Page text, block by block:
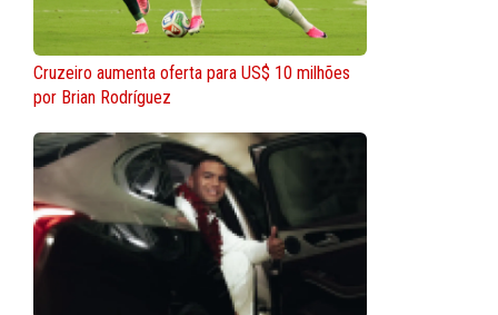
Cruzeiro aumenta oferta para US$ 10 milhões
por Brian Rodríguez